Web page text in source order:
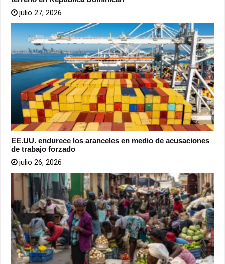
julio 27, 2026
EE.UU. endurece los aranceles en medio de acusaciones
de trabajo forzado
julio 26, 2026